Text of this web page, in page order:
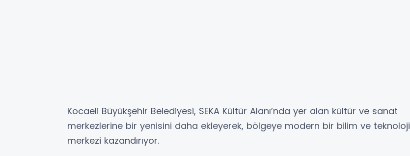
Kocaeli Büyükşehir Belediyesi, SEKA Kültür Alanı’nda yer alan kültür ve sanat
merkezlerine bir yenisini daha ekleyerek, bölgeye modern bir bilim ve teknoloji
merkezi kazandırıyor.